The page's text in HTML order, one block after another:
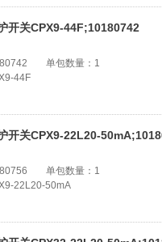
开关CPX9-44F;10180742
单包数量： 1
44F
开关CPX9-22L20-
单包数量： 1
22L20-50mA